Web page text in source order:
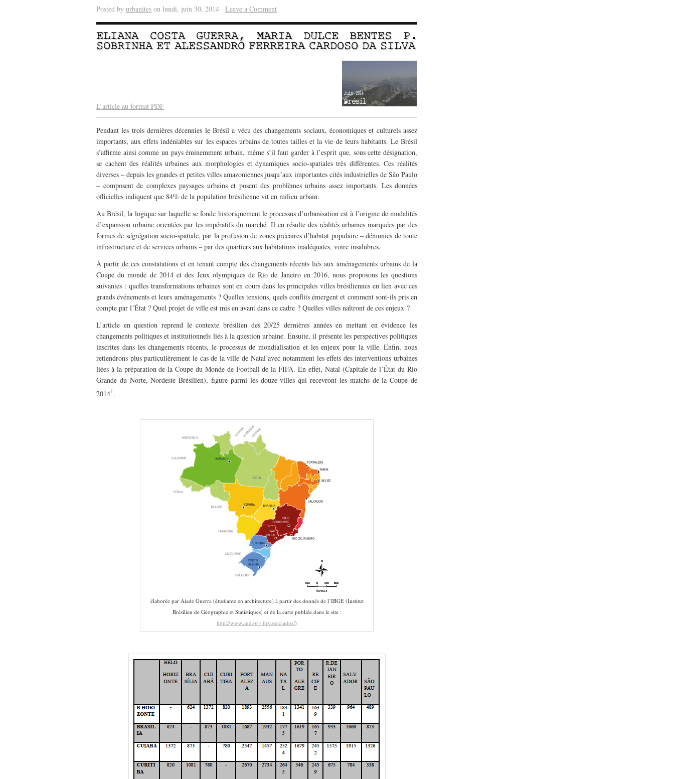
Posted by urbanites on lundi, juin 30, 2014 · Leave a Comment
ELIANA COSTA GUERRA,MARIA DULCE BENTES P.
SOBRINHAET ALESSANDRO FERREIRA CARDOSO DA SILVA
L’article au format PDF
Pendant les trois dernières décennies le Brésil a vécu des changements sociaux, économiques et culturels assez
importants, aux effets indéniables sur les espaces urbains de toutes tailles et la vie de leurs habitants. Le Brésil
s’affirme ainsi comme un pays éminemment urbain, même s’il faut garder à l’esprit que, sous cette désignation,
se cachent des réalités urbaines aux morphologies et dynamiques socio-spatiales très différentes. Ces réalités
diverses – depuis les grandes et petites villes amazoniennes jusqu´aux importantes cités industrielles de São Paulo
– composent de complexes paysages urbains et posent des problèmes urbains assez importants. Les données
officielles indiquent que 84% de la population brésilienne vit en milieu urbain.
Au Brésil, la logique sur laquelle se fonde historiquement le processus d’urbanisation est à l’origine de modalités
d’expansion urbaine orientées par les impératifs du marché. Il en résulte des réalités urbaines marquées par des
formes de ségrégation socio-spatiale, par la profusion de zones précaires d’habitat populaire – démunies de toute
infrastructure et de services urbains – par des quartiers aux habitations inadéquates, voire insalubres.
À partir de ces constatations et en tenant compte des changements récents liés aux aménagements urbains de la
Coupe du monde de 2014 et des Jeux olympiques de Rio de Janeiro en 2016, nous proposons les questions
suivantes : quelles transformations urbaines sont en cours dans les principales villes brésiliennes en lien avec ces
grands événements et leurs aménagements ? Quelles tensions, quels conflits émergent et comment sont-ils pris en
compte par l´État ? Quel projet de ville est mis en avant dans ce cadre ? Quelles villes naîtront de ces enjeux ?
L’article en question reprend le contexte brésilien des 20/25 dernières années en mettant en évidence les
changements politiques et institutionnels liés à la question urbaine. Ensuite, il présente les perspectives politiques
inscrites dans les changements récents, le processus de mondialisation et les enjeux pour la ville. Enfin, nous
retiendrons plus particulièrement le cas de la ville de Natal avec notamment les effets des interventions urbaines
liées à la préparation de la Coupe du Monde de Football de la FIFA. En effet, Natal (Capitale de l´État du Rio
Grande du Norte, Nordeste Brésilien), figure parmi les douze villes qui recevront les matchs de la Coupe de
20141 .
élaborée par Aiade Guerra (étudiante en architecture) à partir des donnés de l´IBGE (Institut
Brésilien de Géographie et Statistiques) et de la carte publiée dans le site :
http://www.and.org.br/associados/)